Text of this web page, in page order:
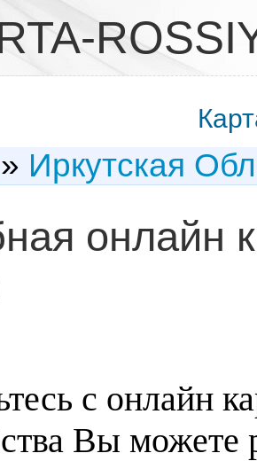
» Иркутская
онлайн
с онлайн
Вы можете